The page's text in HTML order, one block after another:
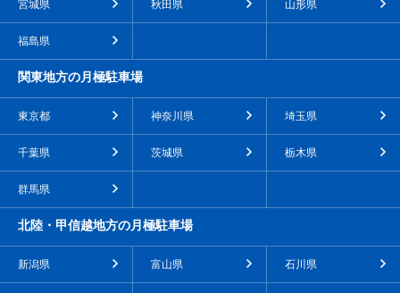
宮城県 秋田県 山形県
福島県
関東地方の月極駐車場
東京都 神奈川県 埼玉県
千葉県 茨城県 栃木県
群馬県
北陸・甲信越地方の月極駐車場
新潟県 富山県 石川県